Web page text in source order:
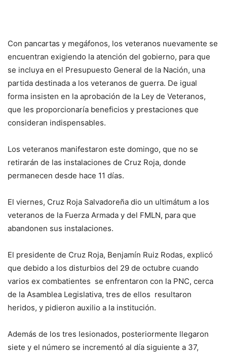
Con pancartas y megáfonos, los veteranos nuevamente se
encuentran exigiendo la atención del gobierno, para que
se incluya en el Presupuesto General de la Nación, una
partida destinada a los veteranos de guerra. De igual
forma insisten en la aprobación de la Ley de Veteranos,
que les proporcionaría beneficios y prestaciones que
consideran indispensables.
Los veteranos manifestaron este domingo, que no se
retirarán de las instalaciones de Cruz Roja, donde
permanecen desde hace 11 días.
El viernes, Cruz Roja Salvadoreña dio un ultimátum a los
veteranos de la Fuerza Armada y del FMLN, para que
abandonen sus instalaciones.
El presidente de Cruz Roja, Benjamín Ruiz Rodas, explicó
que debido a los disturbios del 29 de octubre cuando
varios ex combatientes se enfrentaron con la PNC, cerca
de la Asamblea Legislativa, tres de ellos resultaron
heridos, y pidieron auxilio a la institución.
Además de los tres lesionados, posteriormente llegaron
siete y el número se incrementó al día siguiente a 37,